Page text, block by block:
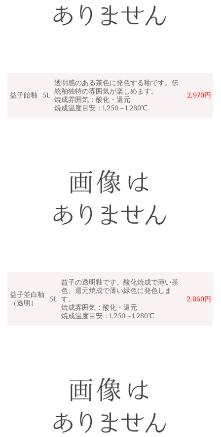
益子飴釉 5L
透明感のある茶色に発色する釉です。伝
統釉独特の雰囲気が楽しめます。
焼成雰囲気：酸化・還元
焼成温度目安：1,250～1,280℃
2,970円
益子並白釉
（透明）
5L
益子の透明釉です。酸化焼成で薄い茶
色、還元焼成で薄い緑色に発色しま
す。
焼成雰囲気：酸化・還元
焼成温度目安：1,250～1,280℃
2,860円